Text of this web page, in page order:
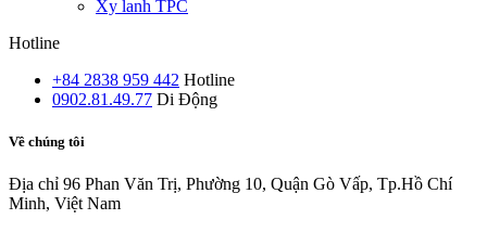
Xy lanh TPC
Hotline
+84 2838 959 442 Hotline
0902.81.49.77 Di Động
Về chúng tôi
Địa chỉ 96 Phan Văn Trị, Phường 10, Quận Gò Vấp, Tp.Hồ Chí
Minh, Việt Nam